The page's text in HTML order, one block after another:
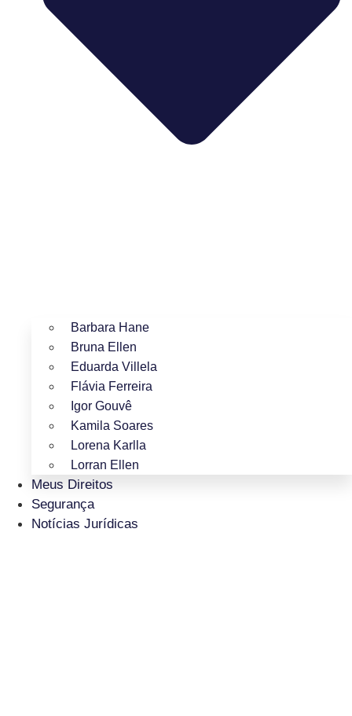
Barbara Hane
Bruna Ellen
Eduarda Villela
Flávia Ferreira
Igor Gouvê
Kamila Soares
Lorena Karlla
Lorran Ellen
Meus Direitos
Segurança
Notícias Jurídicas